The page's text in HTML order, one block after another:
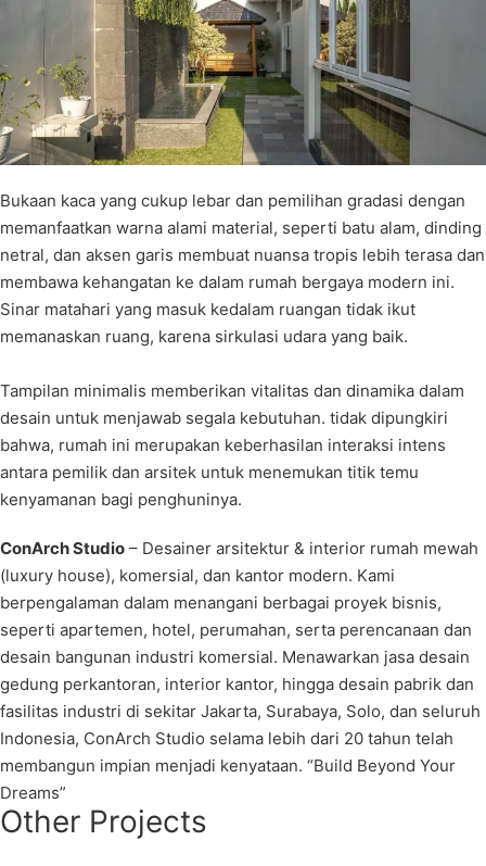
Bukaan kaca yang cukup lebar dan pemilihan gradasi dengan
memanfaatkan warna alami material, seperti batu alam, dinding
netral, dan aksen garis membuat nuansa tropis lebih terasa dan
membawa kehangatan ke dalam rumah bergaya modern ini.
Sinar matahari yang masuk kedalam ruangan tidak ikut
memanaskan ruang, karena sirkulasi udara yang baik.
Tampilan minimalis memberikan vitalitas dan dinamika dalam
desain untuk menjawab segala kebutuhan. tidak dipungkiri
bahwa, rumah ini merupakan keberhasilan interaksi intens
antara pemilik dan arsitek untuk menemukan titik temu
kenyamanan bagi penghuninya.
ConArch Studio – Desainer arsitektur & interior rumah mewah
(luxury house), komersial, dan kantor modern. Kami
berpengalaman dalam menangani berbagai proyek bisnis,
seperti apartemen, hotel, perumahan, serta perencanaan dan
desain bangunan industri komersial. Menawarkan jasa desain
gedung perkantoran, interior kantor, hingga desain pabrik dan
fasilitas industri di sekitar Jakarta, Surabaya, Solo, dan seluruh
Indonesia, ConArch Studio selama lebih dari 20 tahun telah
membangun impian menjadi kenyataan. “Build Beyond Your
Dreams”
Other Projects